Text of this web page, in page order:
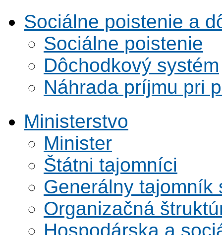
Sociálne poistenie a
Sociálne poistenie
Dôchodkový systém
Náhrada príjmu pri
Ministerstvo
Minister
Štátni tajomníci
Generálny tajomník
Organizačná
Hospodárska a